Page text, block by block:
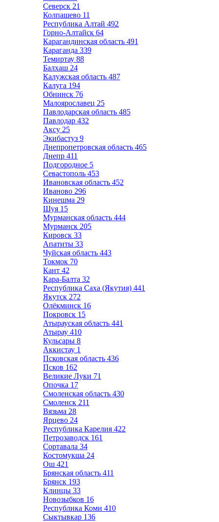
Северск 21
Колпашево 11
Республика Алтай 492
Горно-Алтайск 64
Карагандинская область 491
Караганда 339
Темиртау 88
Балхаш 24
Калужская область 487
Калуга 194
Обнинск 76
Малоярославец 25
Павлодарская область 485
Павлодар 432
Аксу 25
Экибастуз 9
Днепропетровская область 465
Днепр 411
Подгородное 5
Севастополь 453
Ивановская область 452
Иваново 296
Кинешма 29
Шуя 15
Мурманская область 444
Мурманск 205
Кировск 33
Апатиты 33
Чуйская область 443
Токмок 70
Кант 42
Кара-Балта 32
Республика Саха (Якутия) 441
Якутск 272
Олёкминск 16
Покровск 15
Атырауская область 441
Атырау 410
Кульсары 8
Аккистау 1
Псковская область 436
Псков 162
Великие Луки 71
Опочка 17
Смоленская область 430
Смоленск 211
Вязьма 28
Ярцево 24
Республика Карелия 422
Петрозаводск 161
Сортавала 34
Костомукша 24
Ош 421
Брянская область 411
Брянск 193
Клинцы 33
Новозыбков 16
Республика Коми 410
Сыктывкар 136